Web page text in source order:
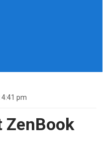
pm
ZenBook